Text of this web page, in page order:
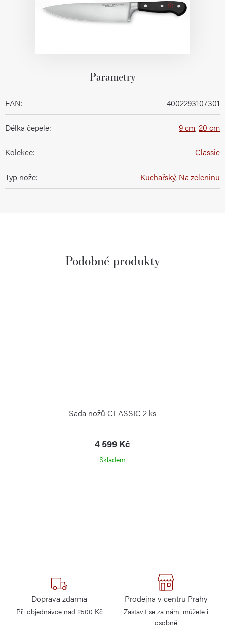
Parametry
EAN: 4002293107301
Délka čepele: 9 cm,20 cm
Kolekce: Classic
Typ nože: Kuchařský, Na zeleninu
Sada nožů CLASSIC 2 ks
4 599 Kč
Skladem
Doprava zdarma
Při objednávce nad 2500 Kč
Prodejna v centru Prahy
Zastavit se za námi můžete i
osobně